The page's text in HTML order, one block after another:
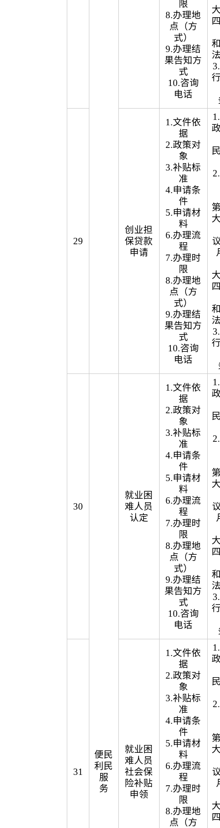
限
8.办理地
点（方
式）
9.办理结
果告知方
式
10.咨询
电话
29
创业担
保贷款
申请
1.文件依
据
2.政策对
象
3.补贴标
准
4.申请条
件
5.申请材
料
6.办理流
程
7.办理时
限
8.办理地
点（方
式）
9.办理结
果告知方
式
10.咨询
电话
30
便民
利民
服
务
就业困
难人员
认定
1.文件依
据
2.政策对
象
3.补贴标
准
4.申请条
件
5.申请材
料
6.办理流
程
7.办理时
限
8.办理地
点（方
式）
9.办理结
果告知方
式
10.咨询
电话
31
就业困
难人员
社会保
险补贴
申领
1.文件依
据
2.政策对
象
3.补贴标
准
4.申请条
件
5.申请材
料
6.办理流
程
7.办理时
限
8.办理地
点（方